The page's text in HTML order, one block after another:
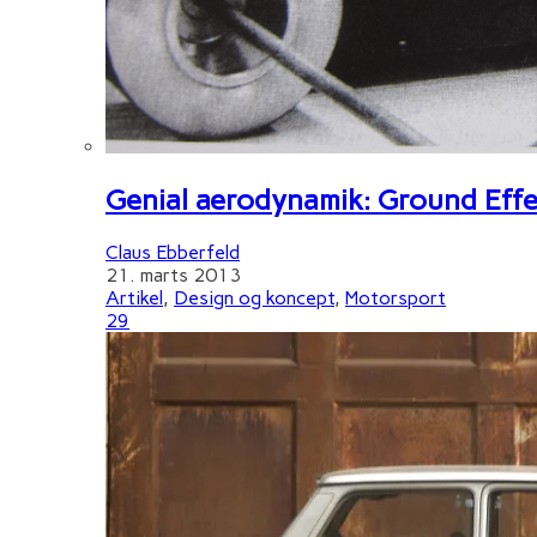
Genial aerodynamik: Ground
Claus Ebberfeld
21. marts 2013
Artikel, Design og koncept, Motorsport
29